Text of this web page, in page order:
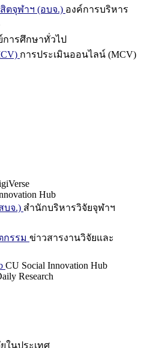
ตจุฬาฯ (อบจ.) องค์การบริหาร
การศึกษาทั่วไป
การประเมินออนไลน์ (MCV)
Hub
บจ.) สำนักบริหารวิจัยจุฬาฯ
กรรม ข่าวสารงานวิจัยและ
CU Social Innovation Hub
Research
ในประเทศ